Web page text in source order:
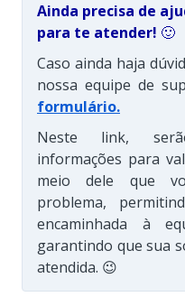
Ainda precisa de
para te atender! 🙂
Caso ainda haja
nossa equipe de
formulário.
Neste link,
informações para
meio dele que
problema,
encaminhada à
garantindo que sua
atendida. 😉